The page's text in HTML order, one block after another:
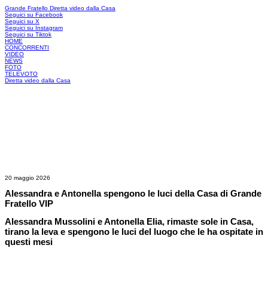
Grande Fratello Diretta video dalla Casa
Seguici su Facebook
Seguici su X
Seguici su Instagram
Seguici su Tiktok
HOME
CONCORRENTI
VIDEO
NEWS
FOTO
TELEVOTO
Diretta video dalla Casa
20 maggio 2026
Alessandra e Antonella spengono le luci della Casa di Grande
Fratello VIP
Alessandra Mussolini e Antonella Elia, rimaste sole in Casa,
tirano la leva e spengono le luci del luogo che le ha ospitate in
questi mesi